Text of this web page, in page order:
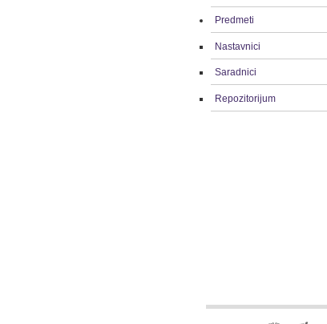
Predmeti
Nastavnici
Saradnici
Repozitorijum